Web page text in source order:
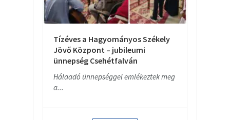
Tízéves a Hagyományos Székely
Jövő Központ – jubileumi
ünnepség Csehétfalván
Hálaadó ünnepséggel emlékeztek meg
a...